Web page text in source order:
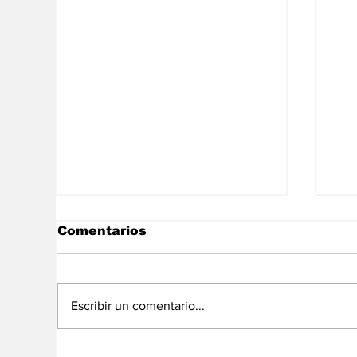
Comentarios
Escribir un comentario...